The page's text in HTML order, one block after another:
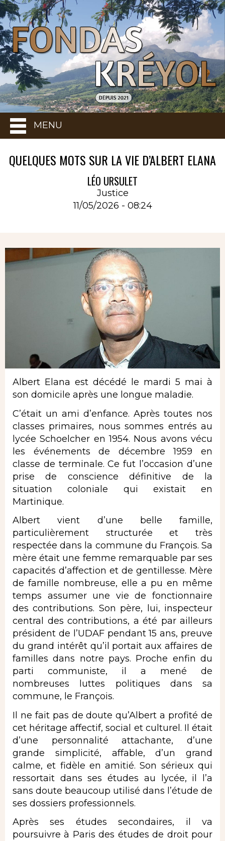
MENU
QUELQUES MOTS SUR LA VIE D’ALBERT ELANA
LÉO URSULET
Justice
11/05/2026 - 08:24
Albert Elana est décédé le mardi 5 mai à
son domicile après une longue maladie.
C’était un ami d’enfance. Après toutes nos
classes primaires, nous sommes entrés au
lycée Schoelcher en 1954. Nous avons vécu
les événements de décembre 1959 en
classe de terminale. Ce fut l’occasion d’une
prise de conscience définitive de la
situation coloniale qui existait en
Martinique.
Albert vient d’une belle famille,
particulièrement structurée et très
respectée dans la commune du François. Sa
mère était une femme remarquable par ses
capacités d’affection et de gentillesse. Mère
de famille nombreuse, elle a pu en même
temps assumer une vie de fonctionnaire
des contributions. Son père, lui, inspecteur
central des contributions, a été par ailleurs
président de l’UDAF pendant 15 ans, preuve
du grand intérêt qu’il portait aux affaires de
familles dans notre pays. Proche enfin du
parti communiste, il a mené de
nombreuses luttes politiques dans sa
commune, le François.
Il ne fait pas de doute qu’Albert a profité de
cet héritage affectif, social et culturel. Il était
d’une personnalité attachante, d’une
grande simplicité, affable, d’un grand
calme, et fidèle en amitié. Son sérieux qui
ressortait dans ses études au lycée, il l’a
sans doute beaucoup utilisé dans l’étude de
ses dossiers professionnels.
Après ses études secondaires, il va
poursuivre à Paris des études de droit pour